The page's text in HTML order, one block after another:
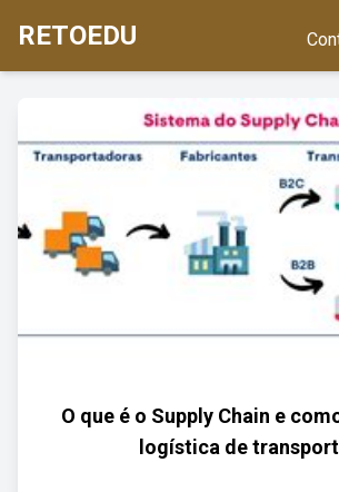
RETOEDU
O que é o Supply Chain e
logística de